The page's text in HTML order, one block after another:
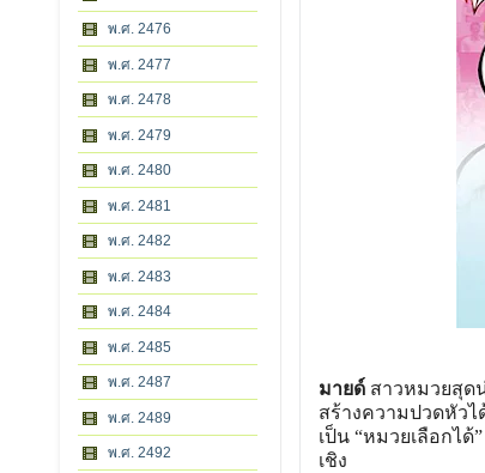
พ.ศ. 2476
พ.ศ. 2477
พ.ศ. 2478
พ.ศ. 2479
พ.ศ. 2480
พ.ศ. 2481
พ.ศ. 2482
พ.ศ. 2483
พ.ศ. 2484
พ.ศ. 2485
พ.ศ. 2487
พ.ศ. 2489
พ.ศ. 2492
มายด์สาวหมวยสุด
สร้างความปวดหัว
เป็น “หมวยเลือกไ
เชิง